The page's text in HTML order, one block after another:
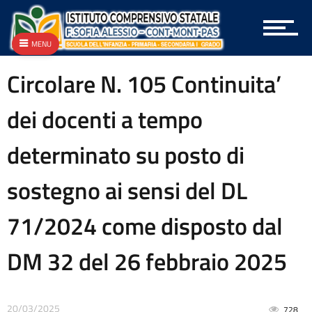
Archivio
Archivio Albo OnLine e Amministrazione Trasparente
Archivio Bandi e Gare
Archivio Circolari A.T.A.
Archivio Circolari Docenti
Archivio Circolari Genitori
Archivio P.T.O.F.
Archivio vecchio PON
Aree Tematiche
Articolazione degli uffici
Attestazioni OIV o di struttura analoga
Atti generali
Bandi di gara e contratti
Burocrazia zero
Codice disciplinare
Circolare N. 105 Continuita’
dei docenti a tempo
determinato su posto di
sostegno ai sensi del DL
71/2024 come disposto dal
DM 32 del 26 febbraio 2025
20/03/2025
MENU